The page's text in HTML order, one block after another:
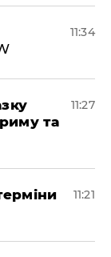
11:34
та
11:27
11:21